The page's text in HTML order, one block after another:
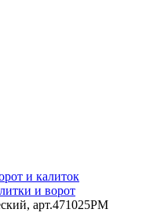
и калиток
и ворот
арт.471025PM